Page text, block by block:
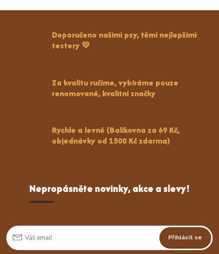
Doporučeno našimi psy, těmi nejlepšími
testery 💛
Za kvalitu ručíme, vybíráme pouze
renomované, kvalitní značky
Rychle a levně (Balíkovna za 69 Kč,
objednávky od 1500 Kč zdarma)
Nepropásněte novinky, akce a slevy!
Přihlásit se